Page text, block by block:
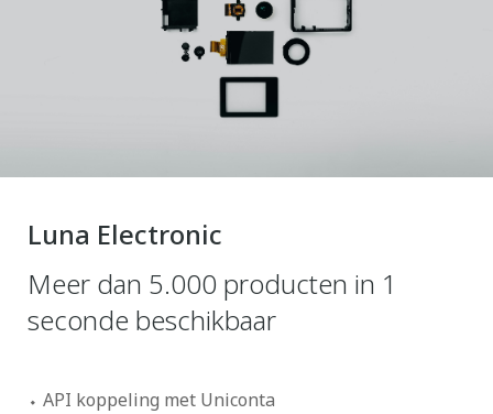
Luna Electronic
Meer dan 5.000 producten in 1
seconde beschikbaar
API koppeling met Uniconta